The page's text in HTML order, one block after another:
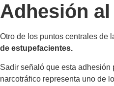
Adhesión al
Otro de los puntos centrales de
de estupefacientes.
Sadir señaló que esta adhesión
narcotráfico representa uno de